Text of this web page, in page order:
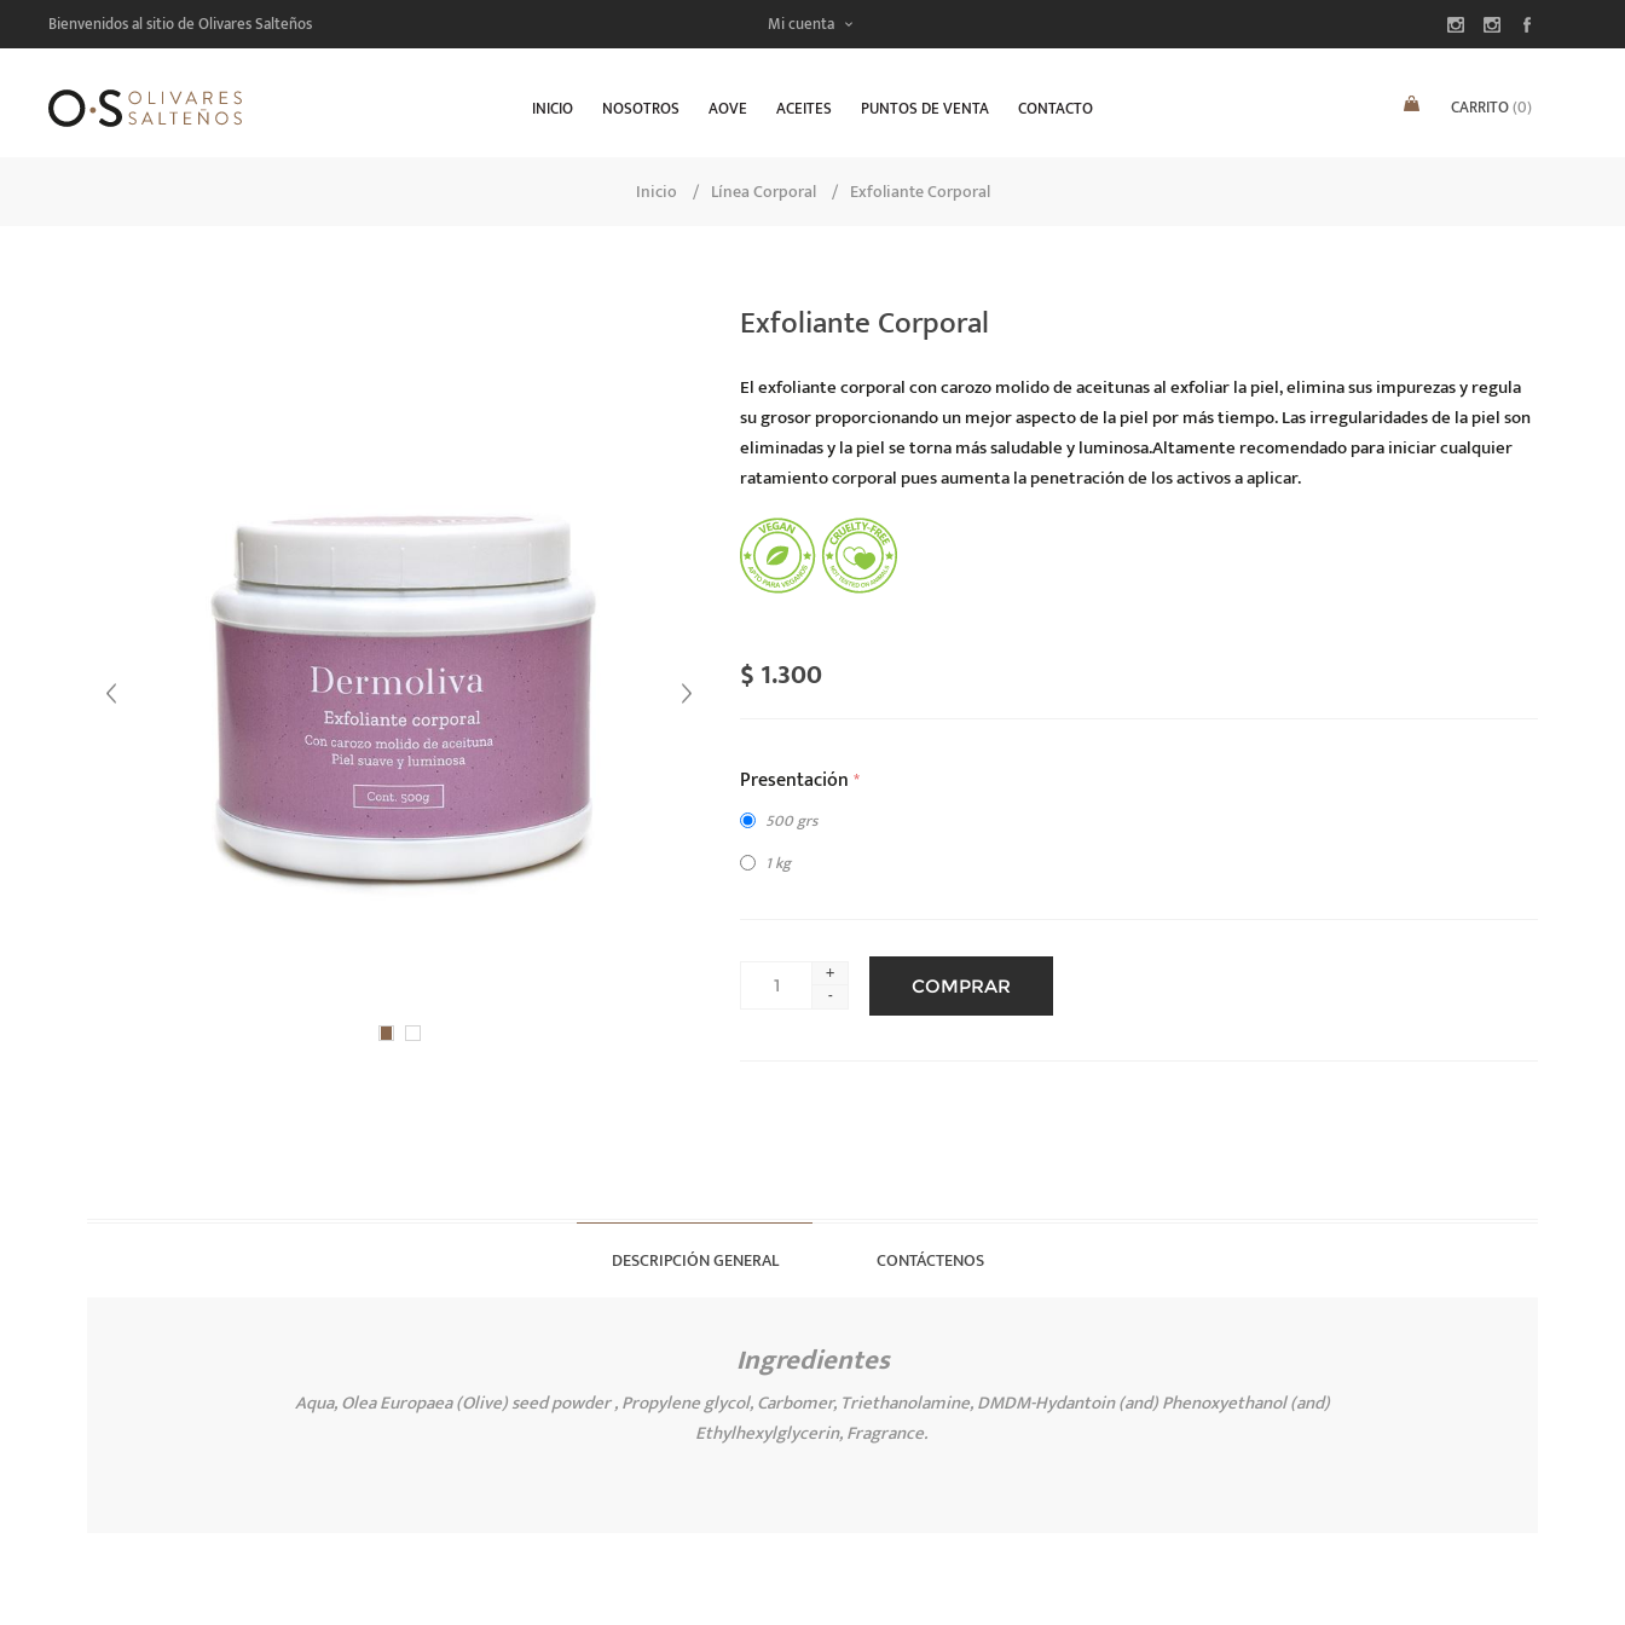
Bienvenidos al sitio de Olivares Salteños Mi cuenta
CARRITO(0)
INICIO NOSOTROS AOVE ACEITES PUNTOS DE VENTA CONTACTO
Inicio / Línea Corporal / Exfoliante Corporal
Exfoliante Corporal
El exfoliante corporal con carozo molido de aceitunas al exfoliar la piel, elimina sus impurezas y regula
su grosor proporcionando un mejor aspecto de la piel por más tiempo. Las irregularidades de la piel son
eliminadas y la piel se torna más saludable y luminosa.Altamente recomendado para iniciar cualquier
ratamiento corporal pues aumenta la penetración de los activos a aplicar.
$ 1.300
Presentación *
500 grs
1 kg
+
-
DESCRIPCIÓN GENERAL CONTÁCTENOS
Ingredientes
Aqua, Olea Europaea (Olive) seed powder , Propylene glycol, Carbomer, Triethanolamine, DMDM-Hydantoin (and) Phenoxyethanol (and)
Ethylhexylglycerin, Fragrance.